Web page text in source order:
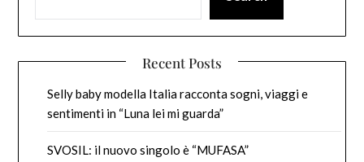
Recent Posts
Selly baby modella Italia racconta sogni, viaggi e
sentimenti in “Luna lei mi guarda”
SVOSIL: il nuovo singolo è “MUFASA”